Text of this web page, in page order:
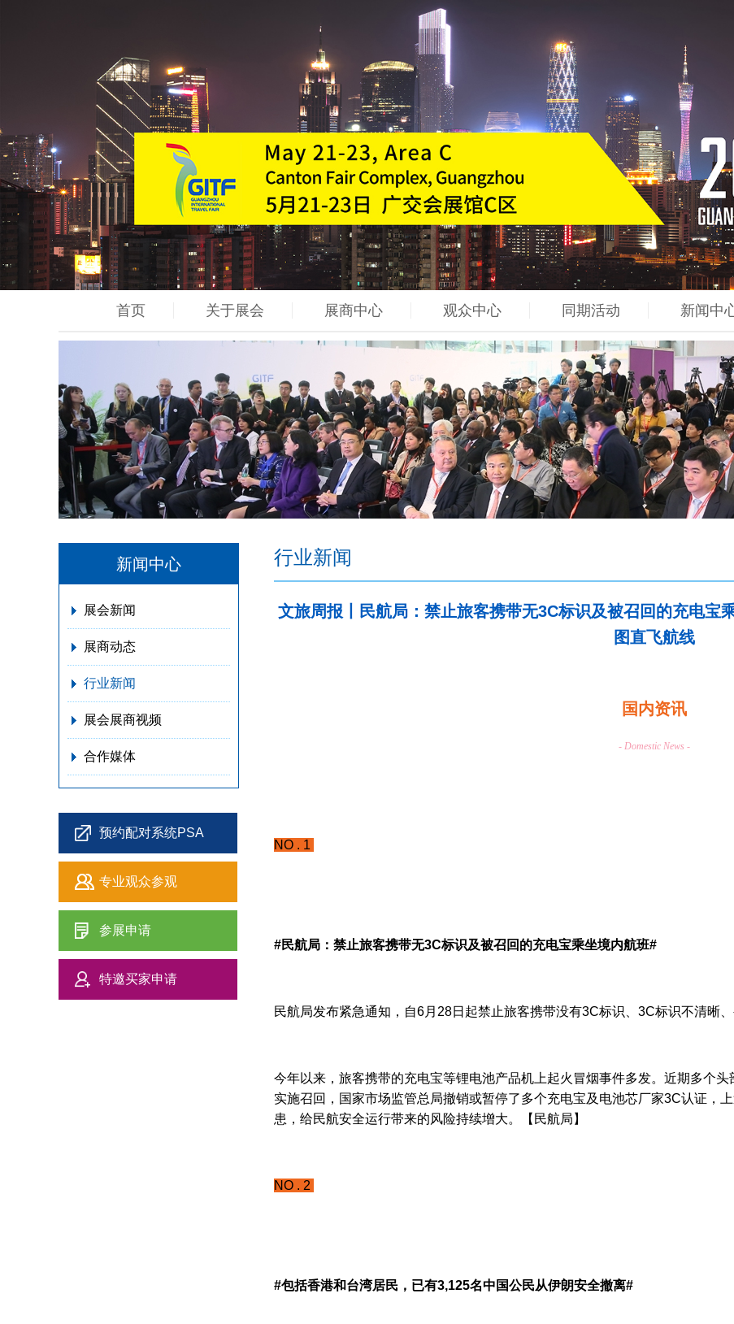
首页 关于展会 展商中心 观众中心 同期活动 新闻中
新闻中心
展会新闻
展商动态
行业新闻
展会展商视频
合作媒体
预约配对系统PSA
专业观众参观
参展申请
特邀买家申请
行业新闻
文旅周报丨民航局：禁止旅客携带无3C标识及被召回的充电宝
图直飞航线
国内资讯
- Domestic News -
NO . 1
#民航局：禁止旅客携带无3C标识及被召回的充电宝乘坐境内航班#
民航局发布紧急通知，自6月28日起禁止旅客携带没有3C标识、3C标识不清晰
今年以来，旅客携带的充电宝等锂电池产品机上起火冒烟事件多发。近期多个
实施召回，国家市场监管总局撤销或暂停了多个充电宝及电池芯厂家3C认证，
患，给民航安全运行带来的风险持续增大。【民航局】
NO . 2
#包括香港和台湾居民，已有3,125名中国公民从伊朗安全撤离#